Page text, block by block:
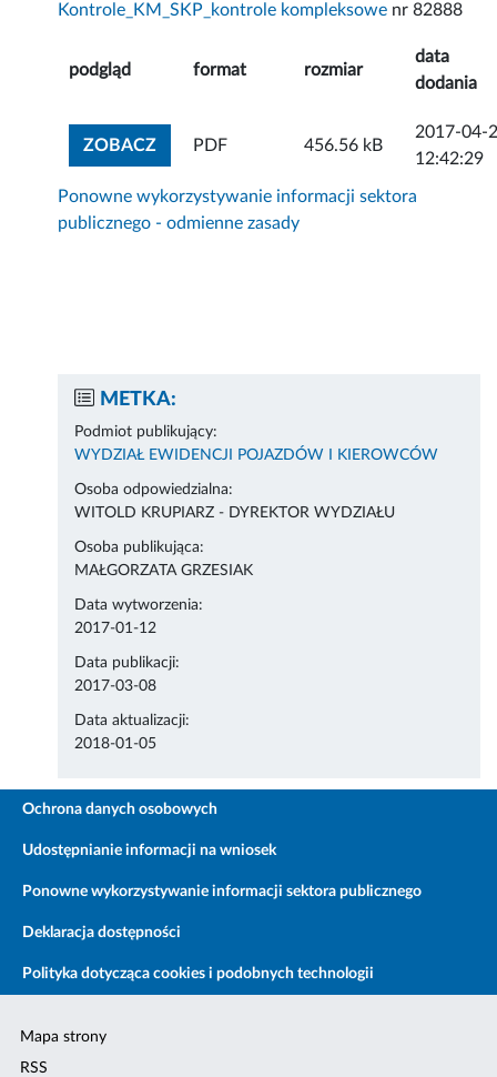
Kontrole_KM_SKP_kontrole kompleksowe nr 82888
podgląd format rozmiar
data
dodania
ZOBACZZOBACZ ZAŁĄCZNIK
PDF 456.56 kB
2017-04-
12:42:29
Ponowne wykorzystywanie informacji sektora
publicznego - odmienne zasady
METKA:
Podmiot publikujący:
WYDZIAŁ EWIDENCJI POJAZDÓW I KIEROWCÓW
Osoba odpowiedzialna:
WITOLD KRUPIARZ - DYREKTOR WYDZIAŁU
Osoba publikująca:
MAŁGORZATA GRZESIAK
Data wytworzenia:
2017-01-12
Data publikacji:
2017-03-08
Data aktualizacji:
2018-01-05
Ochrona danych osobowych
Udostępnianie informacji na wniosek
Ponowne wykorzystywanie informacji sektora publicznego
Deklaracja dostępności
Polityka dotycząca cookies i podobnych technologii
Mapa strony
RSS